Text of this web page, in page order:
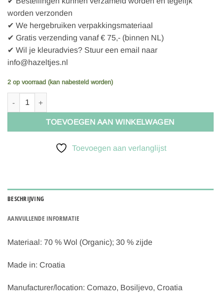
worden verzonden
✔ We hergebruiken verpakkingsmateriaal
✔ Gratis verzending vanaf € 75,- (binnen NL)
✔ Wil je kleuradvies? Stuur een email naar
info@hazeltjes.nl
2 op voorraad (kan nabesteld worden)
Living Crafts FENJA | Legging Groen wol-zijde maat 44/46 aantal
TOEVOEGEN AAN WINKELWAGEN
Toevoegen aan verlanglijst
BESCHRIJVING
AANVULLENDE INFORMATIE
Materiaal: 70 % Wol (Organic); 30 % zijde
Made in: Croatia
Manufacturer/location: Comazo, Bosiljevo, Croatia